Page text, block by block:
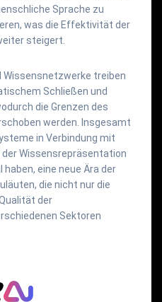
Sprache zu
was die Effektivität der
steigert.
Wissensnetzwerke treiben
Schließen und
die Grenzen des
werden. Insgesamt
in Verbindung mit
Wissensrepräsentation
eine neue Ära der
die nicht nur die
der
Sektoren